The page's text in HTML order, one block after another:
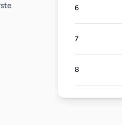
6
7
8